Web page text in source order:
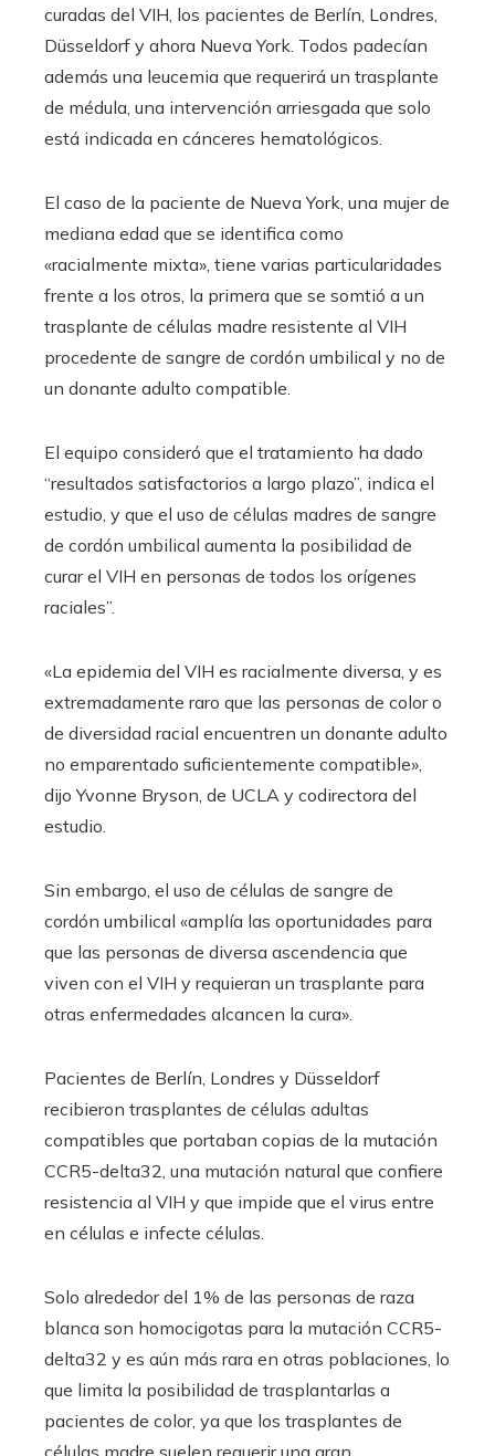
curadas del VIH, los pacientes de Berlín, Londres,
Düsseldorf y ahora Nueva York. Todos padecían
además una leucemia que requerirá un trasplante
de médula, una intervención arriesgada que solo
está indicada en cánceres hematológicos.
El caso de la paciente de Nueva York, una mujer de
mediana edad que se identifica como
«racialmente mixta», tiene varias particularidades
frente a los otros, la primera que se somtió a un
trasplante de células madre resistente al VIH
procedente de sangre de cordón umbilical y no de
un donante adulto compatible.
El equipo consideró que el tratamiento ha dado
“resultados satisfactorios a largo plazo”, indica el
estudio, y que el uso de células madres de sangre
de cordón umbilical aumenta la posibilidad de
curar el VIH en personas de todos los orígenes
raciales”.
«La epidemia del VIH es racialmente diversa, y es
extremadamente raro que las personas de color o
de diversidad racial encuentren un donante adulto
no emparentado suficientemente compatible»,
dijo Yvonne Bryson, de UCLA y codirectora del
estudio.
Sin embargo, el uso de células de sangre de
cordón umbilical «amplía las oportunidades para
que las personas de diversa ascendencia que
viven con el VIH y requieran un trasplante para
otras enfermedades alcancen la cura».
Pacientes de Berlín, Londres y Düsseldorf
recibieron trasplantes de células adultas
compatibles que portaban copias de la mutación
CCR5-delta32, una mutación natural que confiere
resistencia al VIH y que impide que el virus entre
en células e infecte células.
Solo alrededor del 1% de las personas de raza
blanca son homocigotas para la mutación CCR5-
delta32 y es aún más rara en otras poblaciones, lo
que limita la posibilidad de trasplantarlas a
pacientes de color, ya que los trasplantes de
células madre suelen requerir una gran